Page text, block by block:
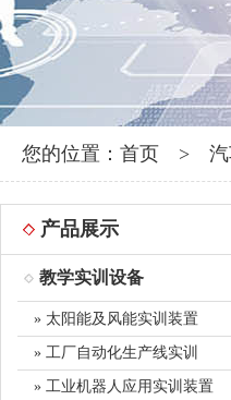
您的位置： 首页 >
产品展示
教学实训设备
» 太阳能及风能实训装置
» 工厂自动化生产线实训
» 工业机器人应用实训装置